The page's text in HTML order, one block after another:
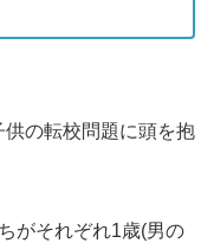
の転校問題に頭を抱
がそれぞれ1歳(男の